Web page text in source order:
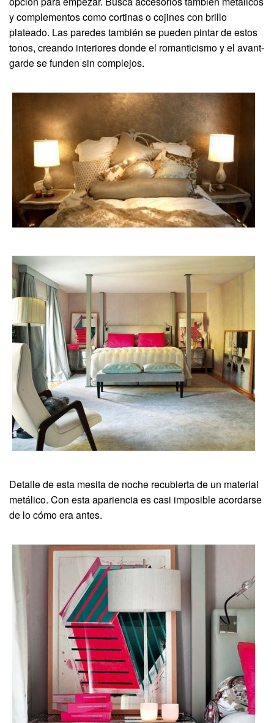
y complementos como cortinas o cojines con brillo
plateado. Las paredes también se pueden pintar de estos
tonos, creando interiores donde el romanticismo y el avant-
garde se funden sin complejos.
Detalle de esta mesita de noche recubierta de un material
metálico. Con esta apariencia es casi imposible acordarse
de lo cómo era antes.